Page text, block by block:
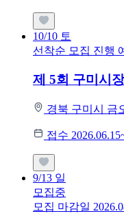
10/10 토
선착순 모집 진행
제 5회 구미시
경북 구미시 금
접수
9/13 일
모집중
모집 마감일